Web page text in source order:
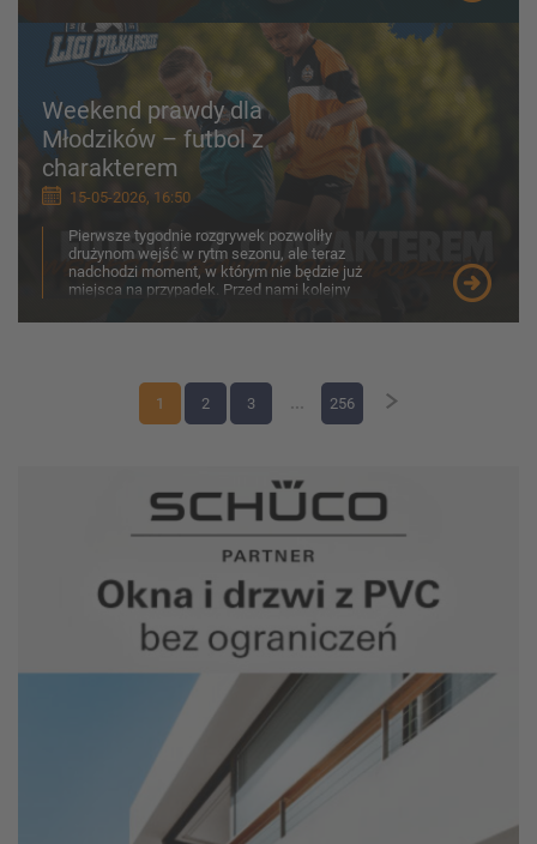
Weekend prawdy dla
Młodzików – futbol z
charakterem
15-05-2026, 16:50
Pierwsze tygodnie rozgrywek pozwoliły
drużynom wejść w rytm sezonu, ale teraz
nadchodzi moment, w którym nie będzie już
miejsca na przypadek. Przed nami kolejny
1 2 3 ... 256